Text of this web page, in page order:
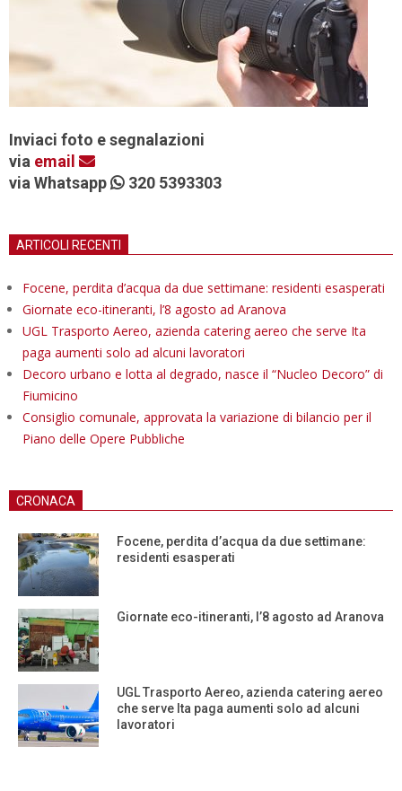
Inviaci foto e segnalazioni
via email
via Whatsapp
320 5393303
ARTICOLI RECENTI
Focene, perdita d’acqua da due settimane: residenti esasperati
Giornate eco-itineranti, l’8 agosto ad Aranova
UGL Trasporto Aereo, azienda catering aereo che serve Ita
paga aumenti solo ad alcuni lavoratori
Decoro urbano e lotta al degrado, nasce il “Nucleo Decoro” di
Fiumicino
Consiglio comunale, approvata la variazione di bilancio per il
Piano delle Opere Pubbliche
CRONACA
Focene, perdita d’acqua da due settimane:
residenti esasperati
Giornate eco-itineranti, l’8 agosto ad Aranova
UGL Trasporto Aereo, azienda catering aereo
che serve Ita paga aumenti solo ad alcuni
lavoratori